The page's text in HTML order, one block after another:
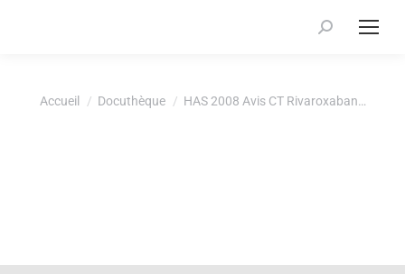
Recherche
Vous êtes ici :
Accueil Docuthèque HAS 2008 Avis CT Rivaroxaban…